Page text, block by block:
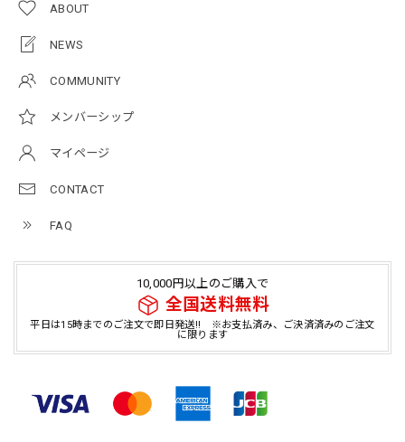
ABOUT
NEWS
COMMUNITY
メンバーシップ
マイページ
CONTACT
FAQ
10,000円以上のご購入で
全国送料無料
平日は15時までのご注文で即日発送!! ※お支払済み、ご決済済みのご注文
に限ります